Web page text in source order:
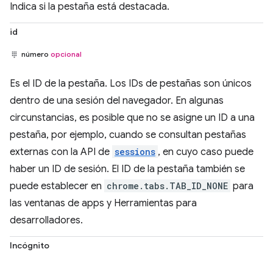
Indica si la pestaña está destacada.
id
número opcional
Es el ID de la pestaña. Los IDs de pestañas son únicos
dentro de una sesión del navegador. En algunas
circunstancias, es posible que no se asigne un ID a una
pestaña, por ejemplo, cuando se consultan pestañas
externas con la API de sessions , en cuyo caso puede
haber un ID de sesión. El ID de la pestaña también se
puede establecer en chrome.tabs.TAB_ID_NONE para
las ventanas de apps y Herramientas para
desarrolladores.
Incógnito